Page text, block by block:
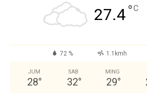
27.4°C
72 % 1.1kmh
JUM
28°
SAB
32°
MING
29°